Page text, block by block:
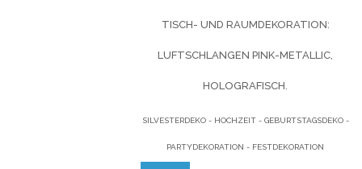
TISCH- UND RAUMDEKORATION:
LUFTSCHLANGEN PINK-METALLIC,
HOLOGRAFISCH.
SILVESTERDEKO - HOCHZEIT - GEBURTSTAGSDEKO -
PARTYDEKORATION - FESTDEKORATION